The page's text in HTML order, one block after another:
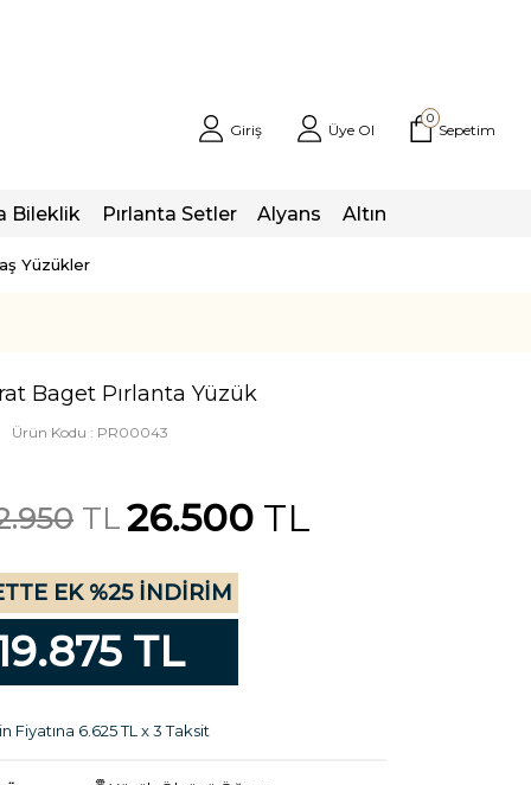
Giriş Üye Ol
0
Sepetim
Bileklik Pırlanta Setler Alyans Altın
Yüzükler
Baget Pırlanta Yüzük
Ürün Kodu : PR00043
TL26.500 TL
EK %25 İNDİRİM
TL
Fiyatına 6.625 TL x 3 Taksit